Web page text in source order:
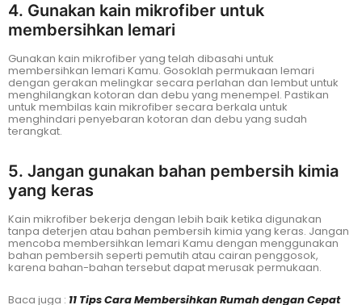
4. Gunakan kain mikrofiber untuk
membersihkan lemari
Gunakan kain mikrofiber yang telah dibasahi untuk
membersihkan lemari Kamu. Gosoklah permukaan lemari
dengan gerakan melingkar secara perlahan dan lembut untuk
menghilangkan kotoran dan debu yang menempel. Pastikan
untuk membilas kain mikrofiber secara berkala untuk
menghindari penyebaran kotoran dan debu yang sudah
terangkat.
5. Jangan gunakan bahan pembersih kimia
yang keras
Kain mikrofiber bekerja dengan lebih baik ketika digunakan
tanpa deterjen atau bahan pembersih kimia yang keras. Jangan
mencoba membersihkan lemari Kamu dengan menggunakan
bahan pembersih seperti pemutih atau cairan penggosok,
karena bahan-bahan tersebut dapat merusak permukaan.
Baca juga : 11 Tips Cara Membersihkan Rumah dengan Cepat